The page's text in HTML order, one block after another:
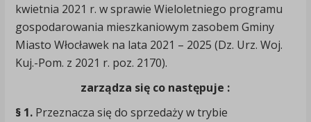
kwietnia 2021 r. w sprawie Wieloletniego programu
gospodarowania mieszkaniowym zasobem Gminy
Miasto Włocławek na lata 2021 – 2025 (Dz. Urz. Woj.
Kuj.-Pom. z 2021 r. poz. 2170).
zarządza się co następuje :
§ 1. Przeznacza się do sprzedaży w trybie